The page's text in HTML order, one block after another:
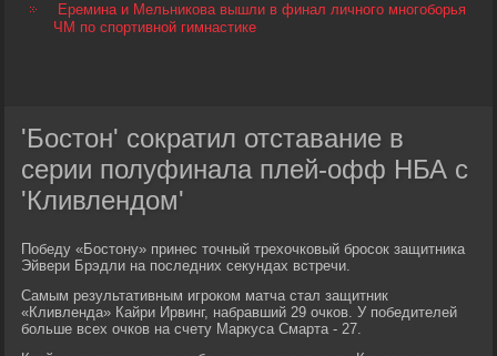
Еремина и Мельникова вышли в финал личного многоборья
ЧМ по спортивной гимнастике
'Бостон' сократил отставание в
серии полуфинала плей-офф НБА с
'Кливлендом'
Победу «Бостону» принес точный трехочковый бросок защитника
Эйвери Брэдли на последних секундах встречи.
Самым результативным игроком матча стал защитник
«Кливленда» Кайри Ирвинг, набравший 29 очков. У победителей
больше всех очков на счету Маркуса Смарта - 27.